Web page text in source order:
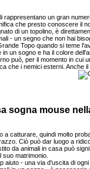
rappresentano un gran
che presto conoscere il
di un topolino, è
- un segno che non hai
Topo quando si teme
in un sogno e ha il colore
può, per il momento in cui
che i nemici esterni. Anche
sogna mouse
a catturare, quindi molto
Ciò può dar luogo a
da animali in casa può
suo matrimonio.
aiuto - una via d'uscita di